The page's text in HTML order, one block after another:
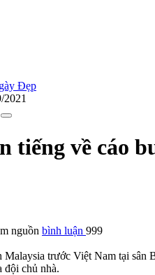
Đẹp
tiếng về cáo
nguồn bình luận 999
Malaysia trước Việt Nam tại sân
đội chủ nhà.